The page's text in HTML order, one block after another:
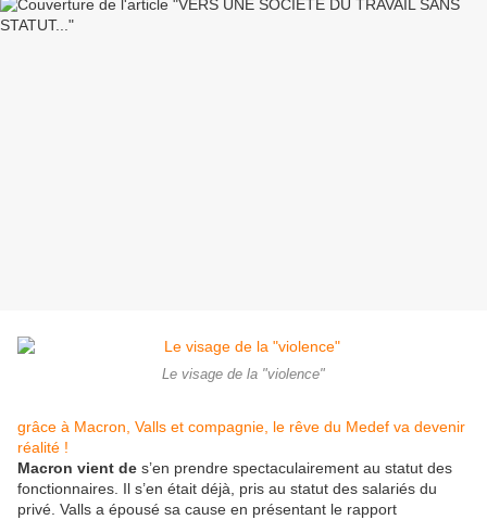
Le visage de la "violence"
grâce à Macron, Valls et compagnie, le rêve du Medef va devenir
réalité !
Macron vient de s’en prendre spectaculairement au statut des
fonctionnaires. Il s’en était déjà, pris au statut des salariés du
privé. Valls a épousé sa cause en présentant le rapport